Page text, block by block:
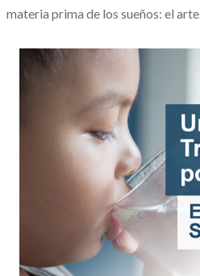
materia prima de los sueños: el arte.